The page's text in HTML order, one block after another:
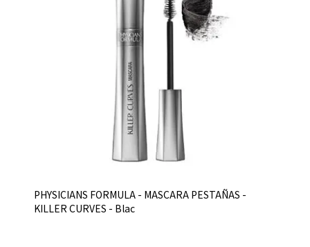
PHYSICIANS FORMULA - MASCARA PESTAÑAS -
KILLER CURVES - Blac